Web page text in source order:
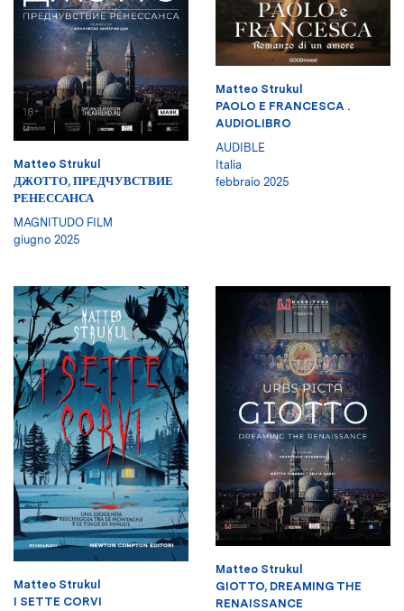
Matteo Strukul
ДЖОТТО, ПРЕДЧУВСТВИЕ
РЕНЕССАНСА
MAGNITUDO FILM
giugno 2025
Matteo Strukul
PAOLO E FRANCESCA .
AUDIOLIBRO
AUDIBLE
Italia
febbraio 2025
Matteo Strukul
I SETTE CORVI
Matteo Strukul
GIOTTO, DREAMING THE
RENAISSANCE